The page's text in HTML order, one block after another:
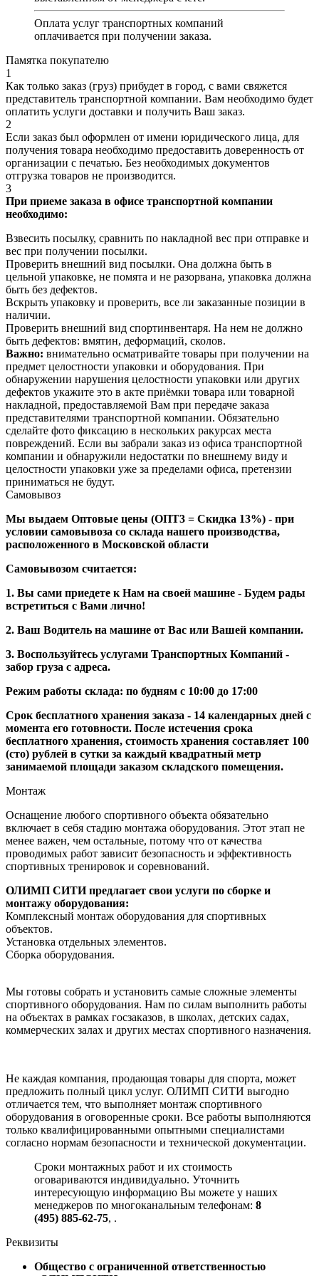
Оплата услуг транспортных компаний
оплачивается при получении заказа.
Памятка покупателю
1
Как только заказ (груз) прибудет в город, с вами свяжется
представитель транспортной компании. Вам необходимо будет
оплатить услуги доставки и получить Ваш заказ.
2
Если заказ был оформлен от имени юридического лица, для
получения товара необходимо предоставить доверенность от
организации с печатью. Без необходимых документов
отгрузка товаров не производится.
3
При приеме заказа в офисе транспортной компании
необходимо:
Взвесить посылку, сравнить по накладной вес при отправке и
вес при получении посылки.
Проверить внешний вид посылки. Она должна быть в
цельной упаковке, не помята и не разорвана, упаковка должна
быть без дефектов.
Вскрыть упаковку и проверить, все ли заказанные позиции в
наличии.
Проверить внешний вид спортинвентаря. На нем не должно
быть дефектов: вмятин, деформаций, сколов.
Важно: внимательно осматривайте товары при получении на
предмет целостности упаковки и оборудования. При
обнаружении нарушения целостности упаковки или других
дефектов укажите это в акте приёмки товара или товарной
накладной, предоставляемой Вам при передаче заказа
представителями транспортной компании. Обязательно
сделайте фото фиксацию в нескольких ракурсах места
повреждений. Если вы забрали заказ из офиса транспортной
компании и обнаружили недостатки по внешнему виду и
целостности упаковки уже за пределами офиса, претензии
приниматься не будут.
Самовывоз
Мы выдаем Оптовые цены (ОПТ3 = Скидка 13%) - при
условии самовывоза со склада нашего производства,
расположенного в Московской области
Самовывозом считается:
1. Вы сами приедете к Нам на своей машине - Будем рады
встретиться с Вами лично!
2. Ваш Водитель на машине от Вас или Вашей компании.
3. Воспользуйтесь услугами Транспортных Компаний -
забор груза с адреса.
Режим работы склада: по будням с 10:00 до 17:00
Срок бесплатного хранения заказа - 14 календарных дней с
момента его готовности. После истечения срока
бесплатного хранения, стоимость хранения составляет 100
(сто) рублей в сутки за каждый квадратный метр
занимаемой площади заказом складского помещения.
Монтаж
Оснащение любого спортивного объекта обязательно
включает в себя стадию монтажа оборудования. Этот этап не
менее важен, чем остальные, потому что от качества
проводимых работ зависит безопасность и эффективность
спортивных тренировок и соревнований.
ОЛИМП СИТИ предлагает свои услуги по сборке и
монтажу оборудования:
Комплексный монтаж оборудования для спортивных
объектов.
Установка отдельных элементов.
Сборка оборудования.
Мы готовы собрать и установить самые сложные элементы
спортивного оборудования. Нам по силам выполнить работы
на объектах в рамках госзаказов, в школах, детских садах,
коммерческих залах и других местах спортивного назначения.
Не каждая компания, продающая товары для спорта, может
предложить полный цикл услуг. ОЛИМП СИТИ выгодно
отличается тем, что выполняет монтаж спортивного
оборудования в оговоренные сроки. Все работы выполняются
только квалифицированными опытными специалистами
согласно нормам безопасности и технической документации.
Сроки монтажных работ и их стоимость
оговариваются индивидуально. Уточнить
интересующую информацию Вы можете у наших
менеджеров по многоканальным телефонам: 8
(495) 885-62-75, .
Реквизиты
Общество с ограниченной ответственностью